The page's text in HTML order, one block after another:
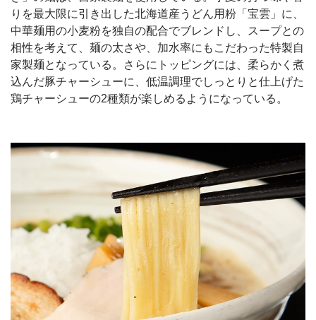
りを最大限に引き出した北海道産うどん用粉「宝雲」に、
中華麺用の小麦粉を独自の配合でブレンドし、スープとの
相性を考えて、麺の太さや、加水率にもこだわった特製自
家製麺となっている。さらにトッピングには、柔らかく煮
込んだ豚チャーシューに、低温調理でしっとりと仕上げた
鶏チャーシューの2種類が楽しめるようになっている。